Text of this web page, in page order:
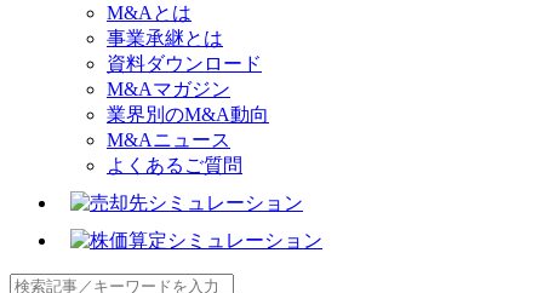
M&Aとは
事業承継とは
資料ダウンロード
M&Aマガジン
業界別のM&A動向
M&Aニュース
よくあるご質問